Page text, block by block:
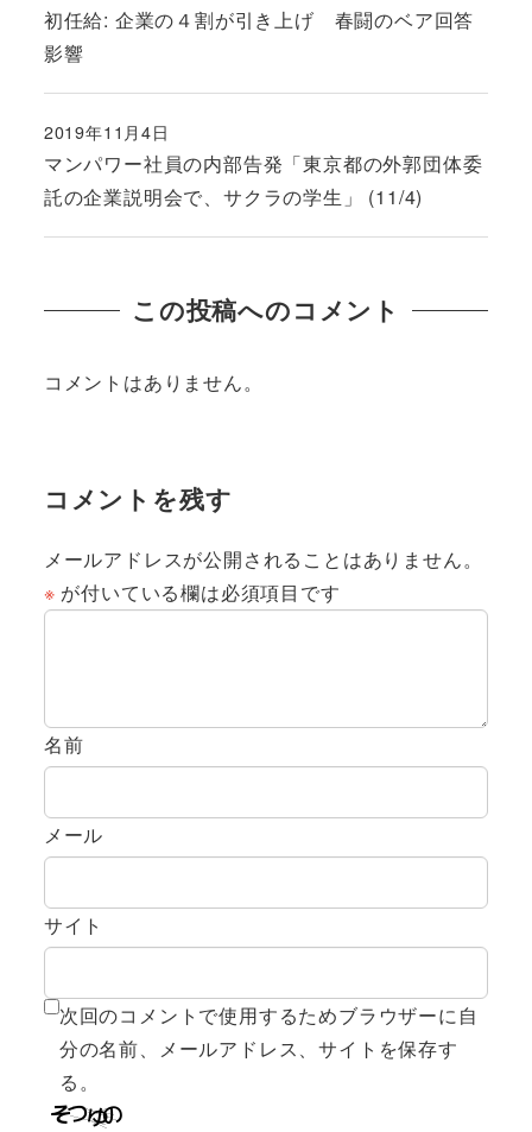
初任給: 企業の４割が引き上げ 春闘のベア回答
影響
マンパワー社員の内部告発「東京都の外郭団体委
託の企業説明会で、サクラの学生」 (11/4)
投稿日
2019年11月4日
この投稿へのコメント
コメントはありません。
コメントを残す
メールアドレスが公開されることはありません。
※ が付いている欄は必須項目です
名前
メール
サイト
次回のコメントで使用するためブラウザーに自
分の名前、メールアドレス、サイトを保存す
る。